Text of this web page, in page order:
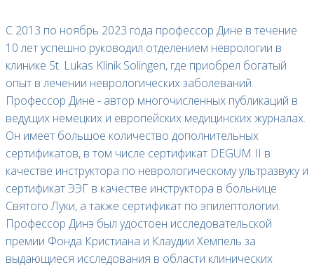
С 2013 по ноябрь 2023 года профессор Дине в течение
10 лет успешно руководил отделением неврологии в
клинике St. Lukas Klinik Solingen, где приобрел богатый
опыт в лечении неврологических заболеваний.
Профессор Дине - автор многочисленных публикаций в
ведущих немецких и европейских медицинских журналах.
Он имеет большое количество дополнительных
сертификатов, в том числе сертификат DEGUM II в
качестве инструктора по неврологическому ультразвуку и
сертификат ЭЭГ в качестве инструктора в больнице
Святого Луки, а также сертификат по эпилептологии.
Профессор Динэ был удостоен исследовательской
премии Фонда Кристиана и Клаудии Хемпель за
выдающиеся исследования в области клинических